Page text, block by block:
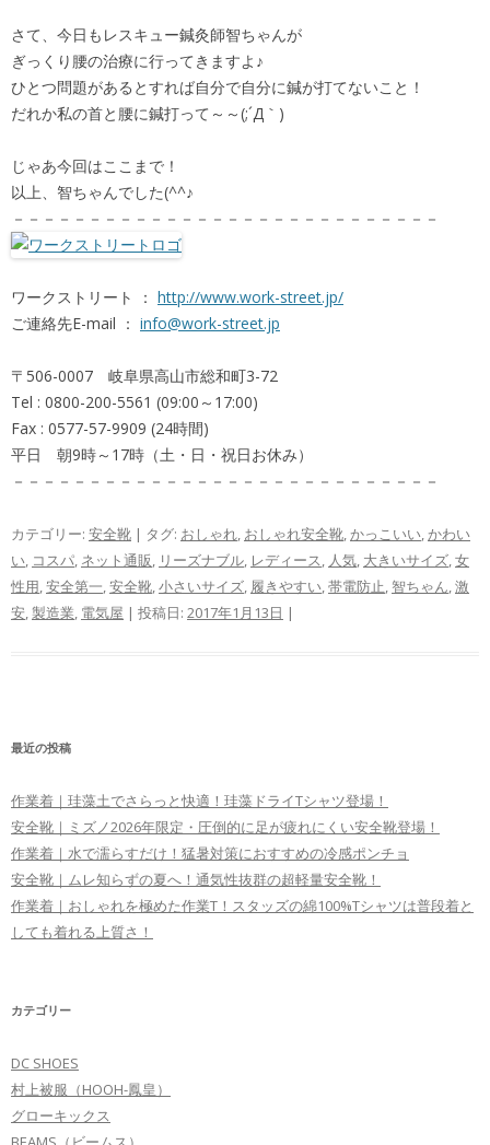
さて、今日もレスキュー鍼灸師智ちゃんが
ぎっくり腰の治療に行ってきますよ♪
ひとつ問題があるとすれば自分で自分に鍼が打てないこと！
だれか私の首と腰に鍼打って～～(;´Д｀)
じゃあ今回はここまで！
以上、智ちゃんでした(^^♪
－－－－－－－－－－－－－－－－－－－－－－－－－－－－
ワークストリート ： http://www.work-street.jp/
ご連絡先E-mail ： info@work-street.jp
〒506-0007 岐阜県高山市総和町3-72
Tel : 0800-200-5561 (09:00～17:00)
Fax : 0577-57-9909 (24時間)
平日 朝9時～17時（土・日・祝日お休み）
－－－－－－－－－－－－－－－－－－－－－－－－－－－－
カテゴリー: 安全靴 | タグ: おしゃれ, おしゃれ安全靴,かっこいい,かわい
い, コスパ, ネット通販, リーズナブル, レディース, 人気, 大きいサイズ,女
性用,安全第一,安全靴,小さいサイズ, 履きやすい,帯電防止, 智ちゃん,激
安,製造業, 電気屋 | 投稿日: 2017年1月13日 |
最近の投稿
作業着｜珪藻土でさらっと快適！珪藻ドライTシャツ登場！
安全靴｜ミズノ2026年限定・圧倒的に足が疲れにくい安全靴登場！
作業着｜水で濡らすだけ！猛暑対策におすすめの冷感ポンチョ
安全靴｜ムレ知らずの夏へ！通気性抜群の超軽量安全靴！
作業着｜おしゃれを極めた作業T！スタッズの綿100%Tシャツは普段着と
しても着れる上質さ！
カテゴリー
DC SHOES
村上被服（HOOH-鳳皇）
グローキックス